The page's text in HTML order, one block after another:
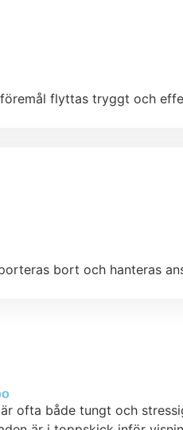
flyttas tryggt och
bort och hanteras
ofta både tungt och